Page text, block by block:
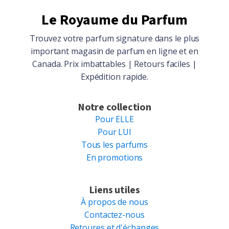
Le Royaume du Parfum
Trouvez votre parfum signature dans le plus
important magasin de parfum en ligne et en
Canada. Prix imbattables | Retours faciles |
Expédition rapide.
Notre collection
Pour ELLE
Pour LUI
Tous les parfums
En promotions
Liens utiles
À propos de nous
Contactez-nous